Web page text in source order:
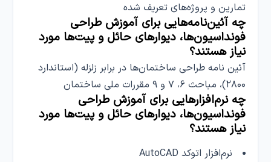
تمارین و پروژه‌های تعریف شده
چه آئین‌نامه‌هایی برای آموزش طراحی
فونداسیون‌ها، دیوارهای حائل و پیت‌ها مورد
نیاز هستند؟
آئین نامه طراحی ساختمان‌ها در برابر زلزله (استاندارد
۲۸۰۰)، مباحث ۶، ۷ و ۹ مقررات ملی ساختمان
چه نرم‌افزارهایی برای آموزش طراحی
فونداسیون‌ها، دیوارهای حائل و پیت‌ها مورد
نیاز هستند؟
نرم‌افزار اتوکد AutoCAD